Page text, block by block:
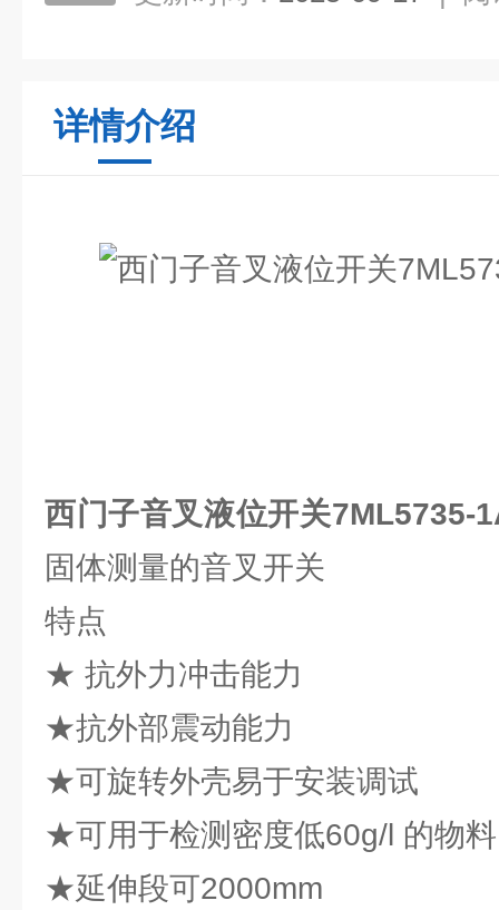
详情介绍
西门子音叉液位开关7ML5735-
固体测量的音叉开关
特点
★ 抗外力冲击能力
★抗外部震动能力
★可旋转外壳易于安装调试
★可用于检测密度低60g/l 的物料
★延伸段可2000mm